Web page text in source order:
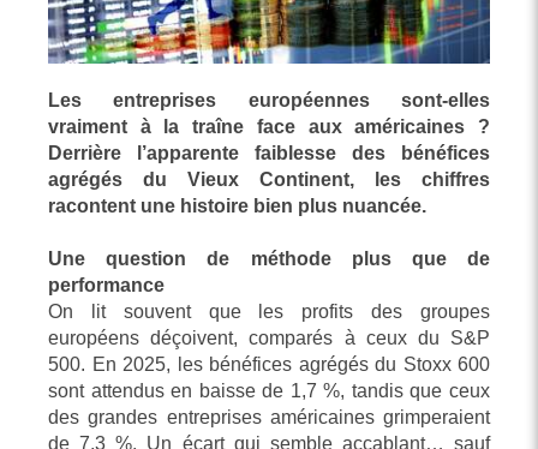
Les entreprises européennes sont-elles
vraiment à la traîne face aux américaines ?
Derrière l’apparente faiblesse des bénéfices
agrégés du Vieux Continent, les chiffres
racontent une histoire bien plus nuancée.
Une question de méthode plus que de
performance
On lit souvent que les profits des groupes
européens déçoivent, comparés à ceux du S&P
500. En 2025, les bénéfices agrégés du Stoxx 600
sont attendus en baisse de 1,7 %, tandis que ceux
des grandes entreprises américaines grimperaient
de 7,3 %. Un écart qui semble accablant… sauf